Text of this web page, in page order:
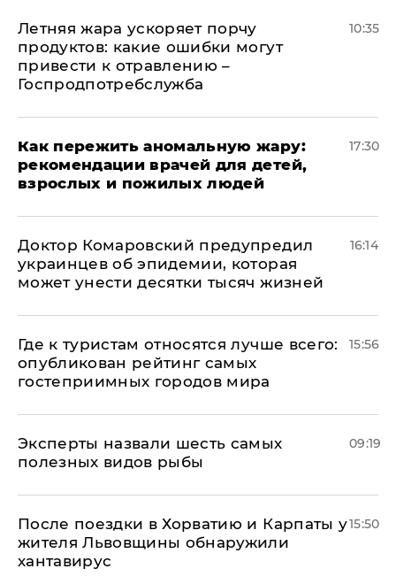
Летняя жара ускоряет порчу
продуктов: какие ошибки могут
привести к отравлению –
Госпродпотребслужба
10:35
Как пережить аномальную жару:
рекомендации врачей для детей,
взрослых и пожилых людей
17:30
Доктор Комаровский предупредил
украинцев об эпидемии, которая
может унести десятки тысяч жизней
16:14
Где к туристам относятся лучше всего:
опубликован рейтинг самых
гостеприимных городов мира
15:56
Эксперты назвали шесть самых
полезных видов рыбы
09:19
После поездки в Хорватию и Карпаты у
жителя Львовщины обнаружили
хантавирус
15:50